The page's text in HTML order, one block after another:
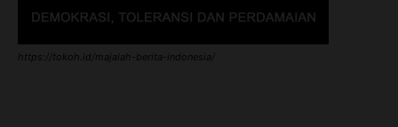
https://tokoh.id/majalah-berita-indonesia/